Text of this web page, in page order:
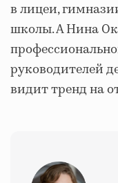
в лицеи,
школы. А Нина
руководителей
видит тренд на